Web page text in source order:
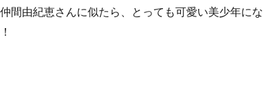
間由紀恵さんに似たら、とっても可愛い美少年にな